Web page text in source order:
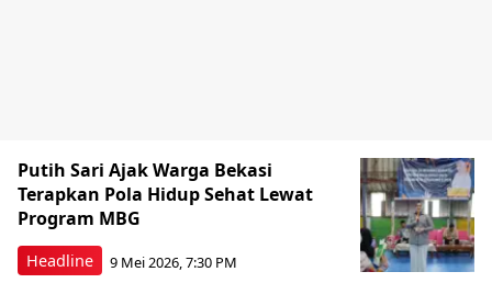
Headline
Putih Sari Ajak Warga Bekasi
Terapkan Pola Hidup Sehat Lewat
Program MBG
9 Mei 2026, 7:30 PM